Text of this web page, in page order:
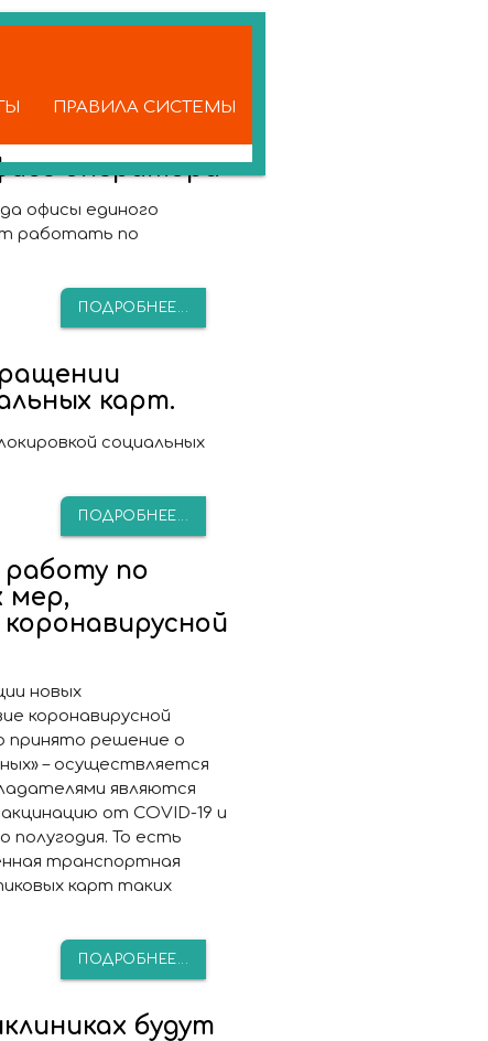
ПРАВИЛА СИСТЕМЫ
оператора
офисы единого
работать по
ПОДРОБНЕЕ...
карт.
социальных
ПОДРОБНЕЕ...
работу по
мер,
новых
коронавирусной
принято решение о
– осуществляется
являются
от COVID-19 и
То есть
транспортная
карт таких
ПОДРОБНЕЕ...
будут